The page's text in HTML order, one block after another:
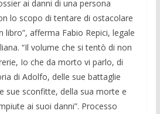
ai danni di una persona
lo scopo di tentare di ostacolare
libro”, afferma Fabio Repici, legale
“Il volume che si tentò di non
Io che da morto vi parlo, di
di Adolfo, delle sue battaglie
sue sconfitte, della sua morte e
ai suoi danni”. Processo